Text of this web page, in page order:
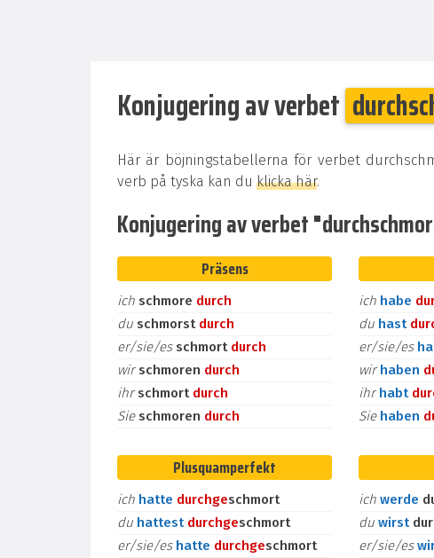
Konjugering av verbet
Här är böjningstabellerna för verbet
verb på tyska kan du klicka här.
Konjugering av verbet
Präsens
ich schmore durch
du schmorst durch
er/sie/es schmort durch
wirschmoren durch
ihrschmort durch
Sie schmoren durch
ich habe
du hast
er/sie/es
wirhaben
ihrhabt
Sie haben
Plusquamperfekt
ich hatte durchgeschmort
du hattest durchgeschmort
er/sie/es hatte durchgeschmort
ichwerde
duwirst
er/sie/es